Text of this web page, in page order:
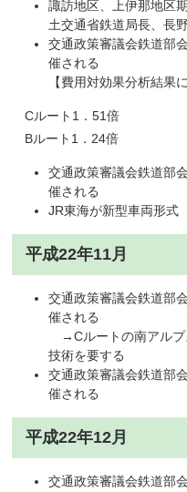
諏訪地区、上伊那地区
土交通省鉄道局長、長
交通政策審議会鉄道部
催される
【費用対効果分析結果
Cルート1．51倍
Bルート1．24倍
交通政策審議会鉄道部
催される
JR東海が新型車両形式
平成22年11月
交通政策審議会鉄道部
催される
→Cルートの南アルプ
技術を要する
交通政策審議会鉄道部
催される
平成22年12月
交通政策審議会鉄道部